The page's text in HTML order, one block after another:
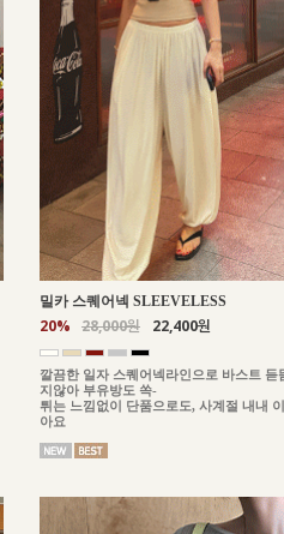
밀카 스퀘어넥 SLEEVELESS
20% 28,000원 22,400원
깔끔한 일자 스퀘어넥라인으로 바스트
지않아 부유방도 쏙-
튀는 느낌없이 단품으로도, 사계절 내내
아요